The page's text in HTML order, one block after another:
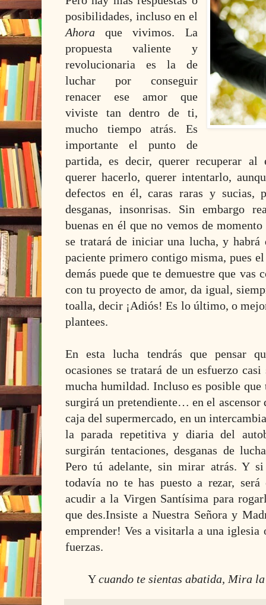
posibilidades, incluso en el
Ahora que vivimos. La
propuesta valiente y
revolucionaria es la de
luchar por conseguir
renacer ese amor que
viviste tan dentro de ti,
mucho tiempo atrás. Es
importante el punto de
partida, es decir, querer recuperar al
querer hacerlo, querer intentarlo,
defectos en él, caras raras y sucias,
desganas, insonrisas. Sin embargo
buenas en él que no vemos de
se tratará de iniciar una lucha, y habrá
paciente primero contigo misma, pues
demás puede que te demuestre que vas
con tu proyecto de amor, da igual,
toalla, decir ¡Adiós! Es lo último, o
plantees.
En esta lucha tendrás que pensar
ocasiones se tratará de un esfuerzo
mucha humildad. Incluso es posible que
surgirá un pretendiente… en el ascensor
caja del supermercado, en un
la parada repetitiva y diaria del
surgirán tentaciones, desganas de
Pero tú adelante, sin mirar atrás. Y si
todavía no te has puesto a rezar,
acudir a la Virgen Santísima para
que des.Insiste a Nuestra Señora y
emprender! Ves a visitarla a una iglesia
fuerzas.
Ycuando te sientas abatida, Mira